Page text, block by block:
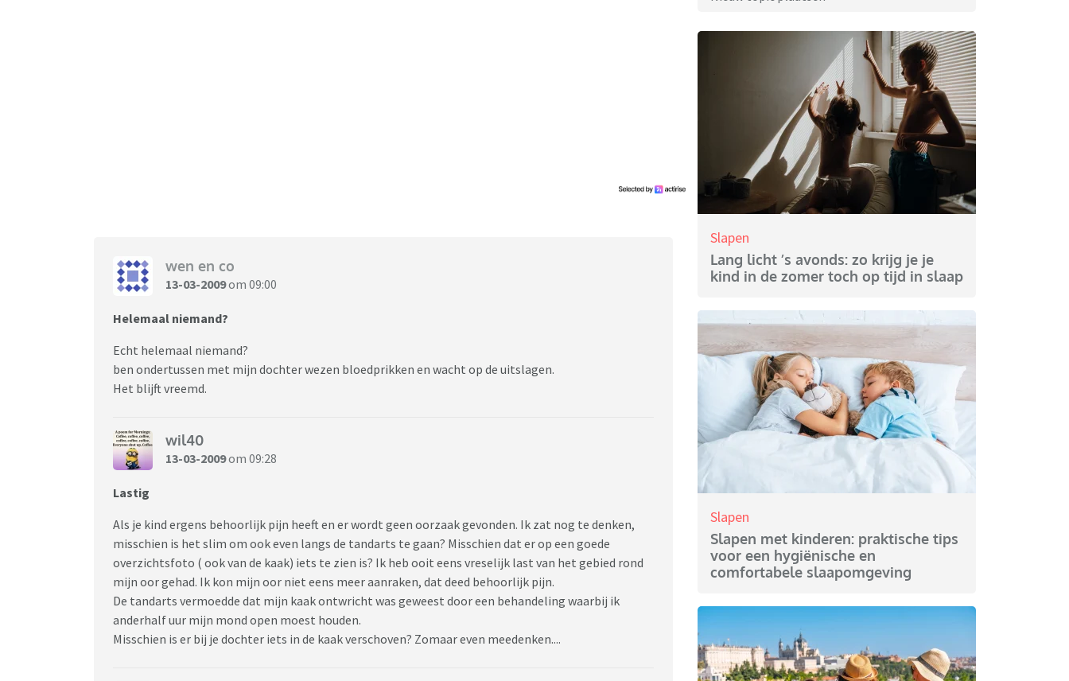
wen en co
13-03-2009om 09:00
Helemaal niemand?
Echt helemaal niemand?
ben ondertussen met mijn dochter wezen bloedprikken en wacht op de uitslagen.
Het blijft vreemd.
wil40
13-03-2009om 09:28
Lastig
Als je kind ergens behoorlijk pijn heeft en er wordt geen oorzaak gevonden. Ik zat nog te denken,
misschien is het slim om ook even langs de tandarts te gaan? Misschien dat er op een goede
overzichtsfoto ( ook van de kaak) iets te zien is? Ik heb ooit eens vreselijk last van het gebied rond
mijn oor gehad. Ik kon mijn oor niet eens meer aanraken, dat deed behoorlijk pijn.
De tandarts vermoedde dat mijn kaak ontwricht was geweest door een behandeling waarbij ik
anderhalf uur mijn mond open moest houden.
Misschien is er bij je dochter iets in de kaak verschoven? Zomaar even meedenken....
Slapen
Lang licht ’s avonds: zo krijg je je
kind in de zomer toch op tijd in slaap
Slapen
Slapen met kinderen: praktische tips
voor een hygiënische en
comfortabele slaapomgeving